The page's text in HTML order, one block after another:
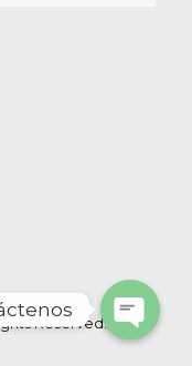
Reserved.